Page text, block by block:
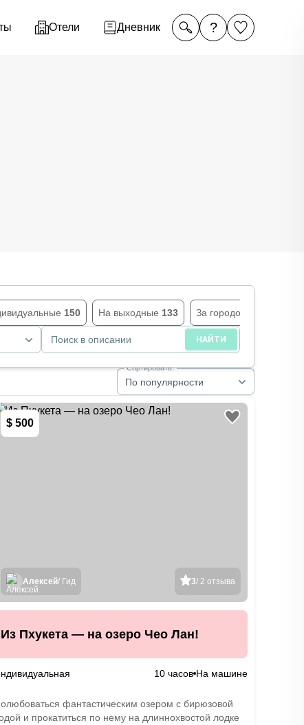
Отели Дневник ?
150 На выходные 133 За городом
Поиск в описании НАЙТИ
По популярности
Сортировать:
$ 500
3/ 2 отзыва
Алексей/ Гид
Из Пхукета — на озеро Чео Лан!
10 часов На машине
фантастическим озером с бирюзовой
и прокатиться по нему на длиннохвостой лодке